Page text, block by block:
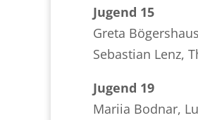
Jugend 15
Greta
Sebastian Lenz,
Jugend 19
Mariia Bodnar,